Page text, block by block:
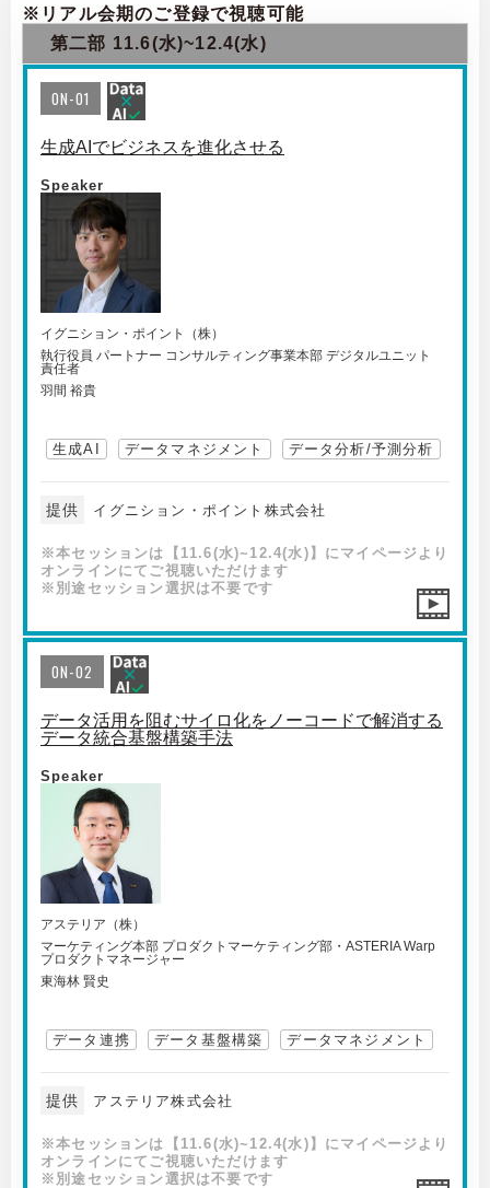
※リアル会期のご登録で視聴可能
第二部 11.6(水)~12.4(水)
ON-01
生成AIでビジネスを進化させる
Speaker
イグニション・ポイント（株）
執行役員 パートナー コンサルティング事業本部 デジタルユニット
責任者
羽間 裕貴
生成AI データマネジメント データ分析/予測分析
提供 イグニション・ポイント株式会社
※本セッションは【11.6(水)~12.4(水)】にマイページより
オンラインにてご視聴いただけます
※別途セッション選択は不要です
ON-02
データ活用を阻むサイロ化をノーコードで解消する
データ統合基盤構築手法
Speaker
アステリア（株）
マーケティング本部 プロダクトマーケティング部・ASTERIA Warp
プロダクトマネージャー
東海林 賢史
データ連携 データ基盤構築 データマネジメント
提供 アステリア株式会社
※本セッションは【11.6(水)~12.4(水)】にマイページより
オンラインにてご視聴いただけます
※別途セッション選択は不要です